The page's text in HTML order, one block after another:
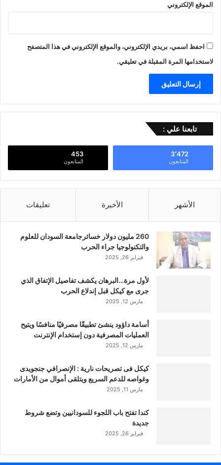
الموقع الإلكتروني
احفظ اسمي، بريدي الإلكتروني، والموقع الإلكتروني في هذا المتصفح
لاستخدامها المرة المقبلة في تعليقي.
تابعنا علي :
3٬472
المتابعون
453
المتابعون
الأشهر الأخيرة تعليقات
260 مليون دولار خسائرجامعة السودان للعلوم
والتكنولوجيا جراء الحرب
فبراير 26, 2025
لأول مرة…البرهان يكشف تفاصيل الإتفاق الذي
جرى مع كيكل قبل إندلاع الحرب
مارس 12, 2025
أسامة داؤود ينشئ تطبيقًا مصرفيًا منافسًا ويتيح
العمليات المصرفية دون إستخدام الإنترنت
مارس 12, 2025
كيكل فى تصريحات نارية : الإنصرافي جنجويدى
وغواصه للدعم السريع ويتلقى أموال من الأمارات
مارس 11, 2025
كندا تفتح باب اللجوء للسودانيين وتضع شروط
جديدة
فبراير 26, 2025